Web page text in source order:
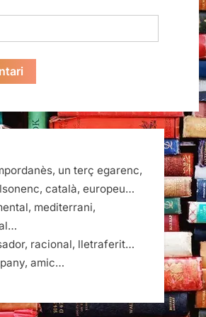
un terç egarenc,
català, europeu…
mediterrani,
racional, lletraferit…
amic…